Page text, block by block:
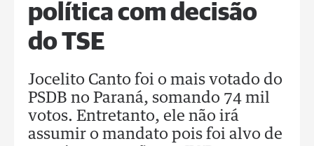
política com decisão
do TSE
Jocelito Canto foi o mais votado do
PSDB no Paraná, somando 74 mil
votos. Entretanto, ele não irá
assumir o mandato pois foi alvo de